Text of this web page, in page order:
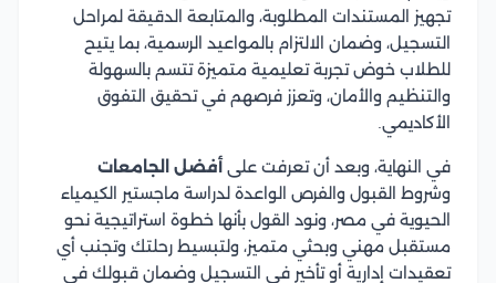
تجهيز المستندات المطلوبة، والمتابعة الدقيقة لمراحل
التسجيل، وضمان الالتزام بالمواعيد الرسمية، بما يتيح
للطلاب خوض تجربة تعليمية متميزة تتسم بالسهولة
والتنظيم والأمان، وتعزز فرصهم في تحقيق التفوق
الأكاديمي.
في النهاية، وبعد أن تعرفت على أفضل الجامعات
وشروط القبول والفرص الواعدة لدراسة ماجستير الكيمياء
الحيوية في مصر، ونود القول بأنها خطوة استراتيجية نحو
مستقبل مهني وبحثي متميز، ولتبسيط رحلتك وتجنب أي
تعقيدات إدارية أو تأخير في التسجيل وضمان قبولك في